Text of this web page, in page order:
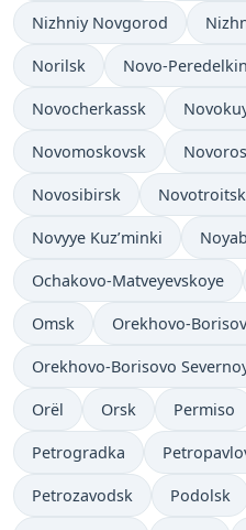
Nizhniy Novgorod
Norilsk Novo-
Novocherkassk
Novomoskovsk
Novosibirsk Novotroitsk
Novyye Kuz’minki
Ochakovo-Matveyevskoye
Omsk Orekhovo-
Orekhovo-Borisovo
Orël Orsk Permiso
Petrogradka
Petrozavodsk Podolsk